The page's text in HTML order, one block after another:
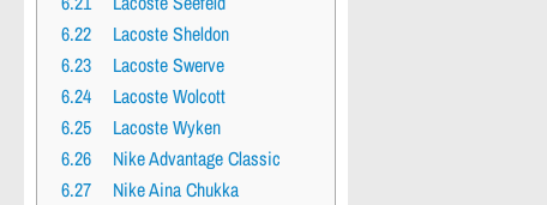
6.22
Lacoste Sheldon
6.23
Lacoste Swerve
6.24
Lacoste Wolcott
6.25
Lacoste Wyken
6.26
Nike Advantage Classic
6.27
Nike Aina Chukka